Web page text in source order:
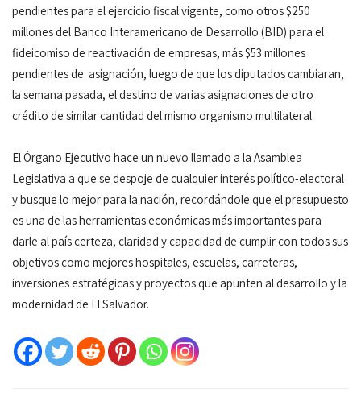
pendientes para el ejercicio fiscal vigente, como otros $250
millones del Banco Interamericano de Desarrollo (BID) para el
fideicomiso de reactivación de empresas, más $53 millones
pendientes de asignación, luego de que los diputados cambiaran,
la semana pasada, el destino de varias asignaciones de otro
crédito de similar cantidad del mismo organismo multilateral.
El Órgano Ejecutivo hace un nuevo llamado a la Asamblea
Legislativa a que se despoje de cualquier interés político-electoral
y busque lo mejor para la nación, recordándole que el presupuesto
es una de las herramientas económicas más importantes para
darle al país certeza, claridad y capacidad de cumplir con todos sus
objetivos como mejores hospitales, escuelas, carreteras,
inversiones estratégicas y proyectos que apunten al desarrollo y la
modernidad de El Salvador.